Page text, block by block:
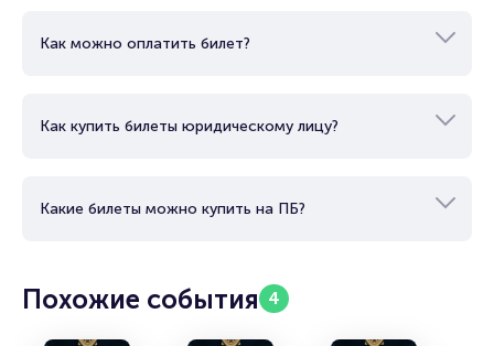
Как можно оплатить билет?
Как купить билеты юридическому лицу?
Какие билеты можно купить на ПБ?
Похожие события 4